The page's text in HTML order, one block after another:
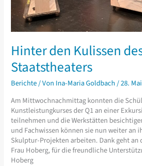
Hinter den Kulissen
Staatstheaters
Berichte/ Von Ina-Maria Goldbach/28.
Am Mittwochnachmittag konnten die
Kunstleistungkurses der Q1 an einer
teilnehmen und die Werkstätten
und Fachwissen können sie nun weiter an
Skulptur-Projekten arbeiten. Dank geht an
Frau Hoberg, für die freundliche
Hoberg